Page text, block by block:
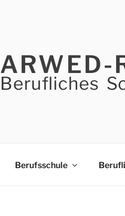
ARWED-
Berufliches
Berufsschule